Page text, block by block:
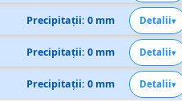
Precipitații: 0 mm Detalii
Precipitații: 0 mm Detalii
Precipitații: 0 mm Detalii